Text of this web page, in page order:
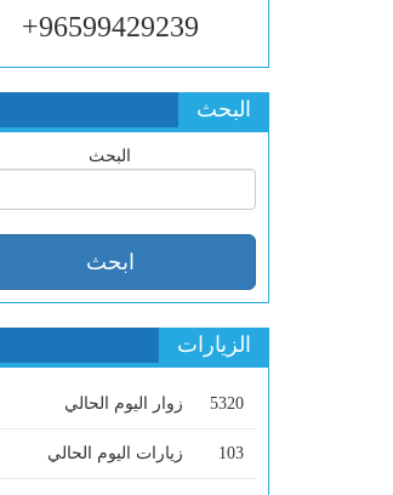
96599429239+
البحث
البحث
الزيارات
5320 زوار اليوم الحالي
103 زيارات اليوم الحالي